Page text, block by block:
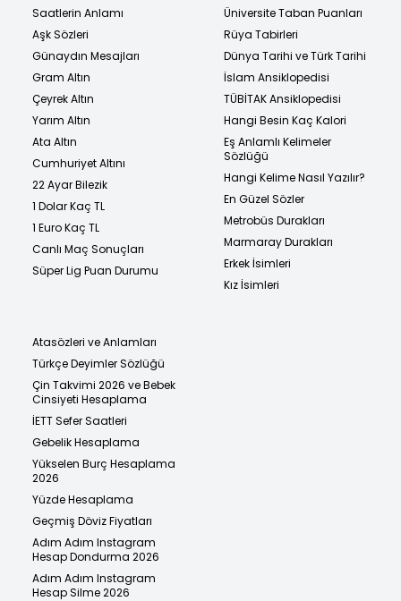
Saatlerin Anlamı
Aşk Sözleri
Günaydın Mesajları
Gram Altın
Çeyrek Altın
Yarım Altın
Ata Altın
Cumhuriyet Altını
22 Ayar Bilezik
1 Dolar Kaç TL
1 Euro Kaç TL
Canlı Maç Sonuçları
Süper Lig Puan Durumu
Üniversite Taban Puanları
Rüya Tabirleri
Dünya Tarihi ve Türk Tarihi
İslam Ansiklopedisi
TÜBİTAK Ansiklopedisi
Hangi Besin Kaç Kalori
Eş Anlamlı Kelimeler
Sözlüğü
Hangi Kelime Nasıl Yazılır?
En Güzel Sözler
Metrobüs Durakları
Marmaray Durakları
Erkek İsimleri
Kız İsimleri
Atasözleri ve Anlamları
Türkçe Deyimler Sözlüğü
Çin Takvimi 2026 ve Bebek
Cinsiyeti Hesaplama
İETT Sefer Saatleri
Gebelik Hesaplama
Yükselen Burç Hesaplama
2026
Yüzde Hesaplama
Geçmiş Döviz Fiyatları
Adım Adım Instagram
Hesap Dondurma 2026
Adım Adım Instagram
Hesap Silme 2026